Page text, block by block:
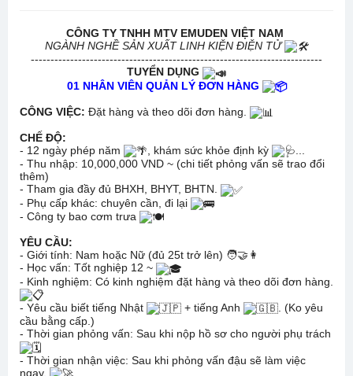
CÔNG TY TNHH MTV EMUDEN VIỆT NAM
NGÀNH NGHỀ SẢN XUẤT LINH KIỆN ĐIỆN TỬ
--------------------------------------------------------------------------
TUYỂN DỤNG
01 NHÂN VIÊN QUẢN LÝ ĐƠN HÀNG
CÔNG VIỆC: Đặt hàng và theo dõi đơn hàng.
CHẾ ĐỘ:
- 12 ngày phép năm
, khám sức khỏe định kỳ
- Thu nhập: 10,000,000 VND ~ (chi tiết phỏng vấn sẽ trao đổi
thêm)
- Tham gia đầy đủ BHXH, BHYT, BHTN.
- Phụ cấp khác: chuyên cần, đi lại
- Công ty bao cơm trưa
YÊU CẦU:
- Giới tính: Nam hoặc Nữ (đủ 25t trở lên) 🧑‍🤝‍👩
- Học vấn: Tốt nghiệp 12 ~
- Kinh nghiệm: Có kinh nghiệm đặt hàng và theo dõi đơn hàng.
- Yêu cầu biết tiếng Nhật + tiếng Anh
. (Ko yêu
cầu bằng cấp.)
- Thời gian phỏng vấn: Sau khi nộp hồ sơ cho người phụ trách
- Thời gian nhận việc: Sau khi phỏng vấn đậu sẽ làm việc
ngay.